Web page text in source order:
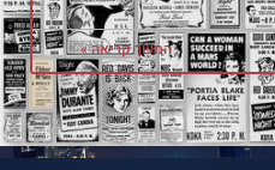
המשך קריאה »